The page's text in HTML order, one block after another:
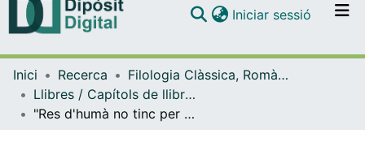
Navega per tot el DD
Iniciar sessió (current)
Inici Recerca
Filologia Clàssica, Romànica i Semítica
Llibres / Capítols de llibre (Filologia Clàssica, Romànica i Semítica)
"Res d'humà no tinc per estrany". El Terenci de Pere i Joan Coromines